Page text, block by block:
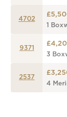
4702
1
9371
3
2537
4